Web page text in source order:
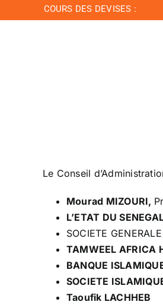
au
COURS DES DEVISES :
Le Conseil
Mourad MIZOURI,
L’ETAT DU
SOCIETE
TAMWEEL AFRICA
BANQUE
SOCIETE
Taoufik LACHHEB